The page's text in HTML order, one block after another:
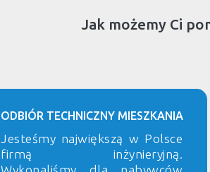
Jak możemy Ci
ODBIÓR TECHNICZNY MIESZKANIA
Jesteśmy największą w Polsce
firmą inżynieryjną.